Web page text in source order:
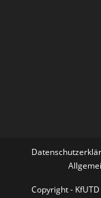
Copyright -